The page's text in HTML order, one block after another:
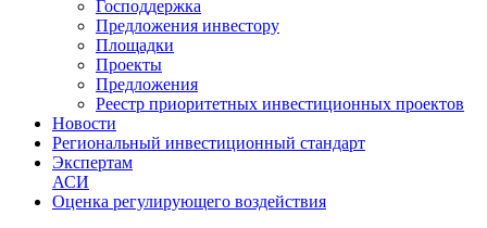
Господдержка
Предложения инвестору
Площадки
Проекты
Предложения
Реестр приоритетных инвестиционных проектов
Новости
Региональный инвестиционный стандарт
Экспертам
АСИ
Оценка регулирующего воздействия